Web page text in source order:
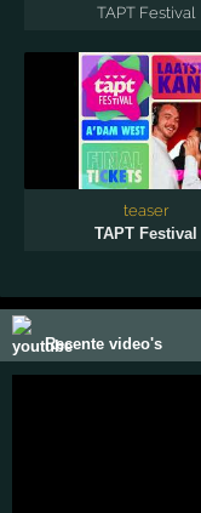
TAPT Festival
teaser
TAPT Festival
Recente video's